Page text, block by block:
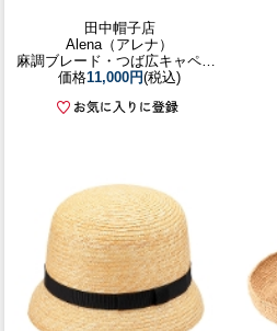
田中帽子店
Alena（アレナ）
麻調ブレード・つば広キャペリンハット
価格11,000円(税込)